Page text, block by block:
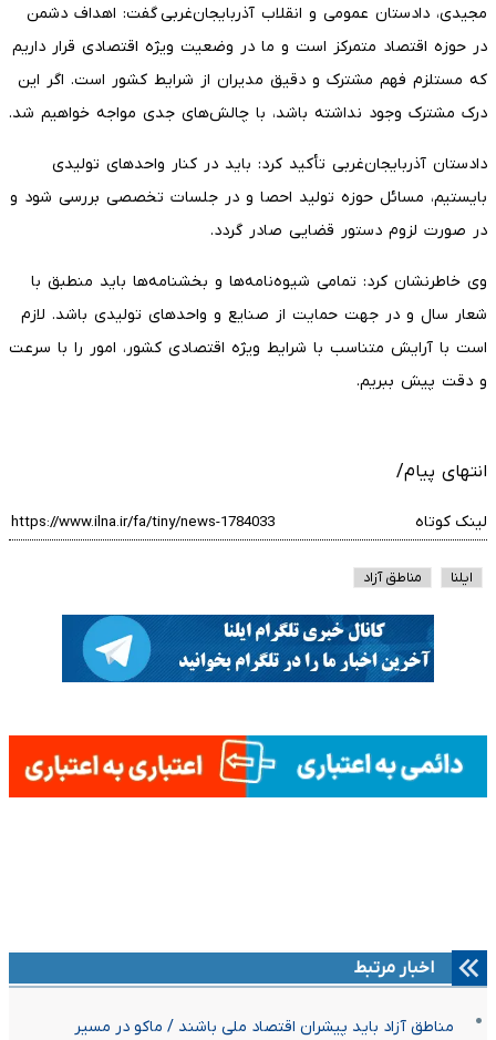
مجیدی، دادستان عمومی و انقلاب آذربایجان‌غربی گفت: اهداف دشمن
در حوزه اقتصاد متمرکز است و ما در وضعیت ویژه اقتصادی قرار داریم
که مستلزم فهم مشترک و دقیق مدیران از شرایط کشور است. اگر این
درک مشترک وجود نداشته باشد، با چالش‌های جدی مواجه خواهیم شد.
دادستان آذربایجان‌غربی تأکید کرد: باید در کنار واحدهای تولیدی
بایستیم، مسائل حوزه تولید احصا و در جلسات تخصصی بررسی شود و
در صورت لزوم دستور قضایی صادر گردد.
وی خاطرنشان کرد: تمامی شیوه‌نامه‌ها و بخشنامه‌ها باید منطبق با
شعار سال و در جهت حمایت از صنایع و واحدهای تولیدی باشد. لازم
است با آرایش متناسب با شرایط ویژه اقتصادی کشور، امور را با سرعت
و دقت پیش ببریم.
انتهای پیام/
لینک کوتاه
ایلنا مناطق آزاد
اخبار مرتبط
مناطق آزاد باید پیشران اقتصاد ملی باشند / ماکو در مسیر